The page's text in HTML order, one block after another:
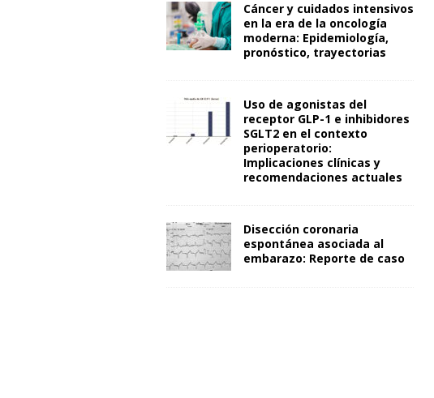
Cáncer y cuidados intensivos
en la era de la oncología
moderna: Epidemiología,
pronóstico, trayectorias
Uso de agonistas del
receptor GLP-1 e inhibidores
SGLT2 en el contexto
perioperatorio:
Implicaciones clínicas y
recomendaciones actuales
Disección coronaria
espontánea asociada al
embarazo: Reporte de caso